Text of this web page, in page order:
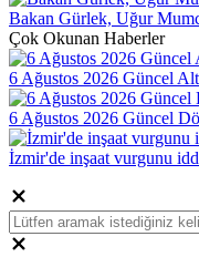
Bakan Gürlek, Uğur
Çok Okunan Haberler
6 Ağustos 2026 Güncel
6 Ağustos 2026 Güncel
İzmir'de inşaat vurgunu